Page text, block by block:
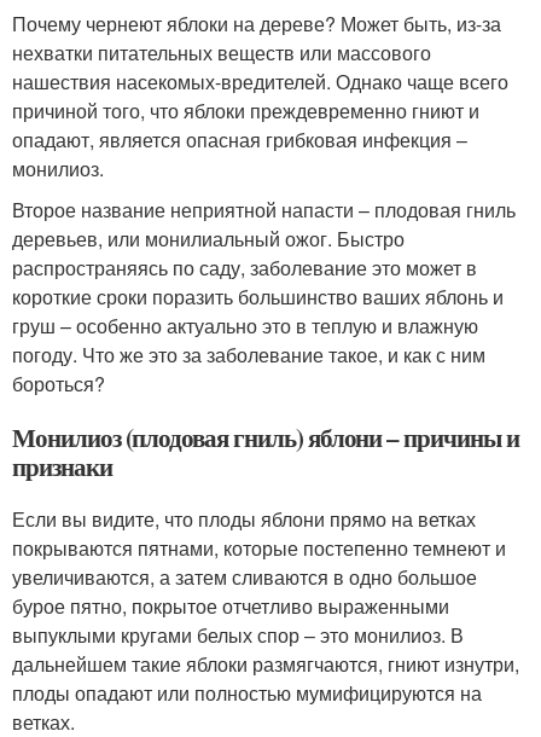
Почему чернеют яблоки на дереве? Может быть, из-за
нехватки питательных веществ или массового
нашествия насекомых-вредителей. Однако чаще всего
причиной того, что яблоки преждевременно гниют и
опадают, является опасная грибковая инфекция –
монилиоз.
Второе название неприятной напасти – плодовая гниль
деревьев, или монилиальный ожог. Быстро
распространяясь по саду, заболевание это может в
короткие сроки поразить большинство ваших яблонь и
груш – особенно актуально это в теплую и влажную
погоду. Что же это за заболевание такое, и как с ним
бороться?
Монилиоз (плодовая гниль) яблони – причины и
признаки
Если вы видите, что плоды яблони прямо на ветках
покрываются пятнами, которые постепенно темнеют и
увеличиваются, а затем сливаются в одно большое
бурое пятно, покрытое отчетливо выраженными
выпуклыми кругами белых спор – это монилиоз. В
дальнейшем такие яблоки размягчаются, гниют изнутри,
плоды опадают или полностью мумифицируются на
ветках.